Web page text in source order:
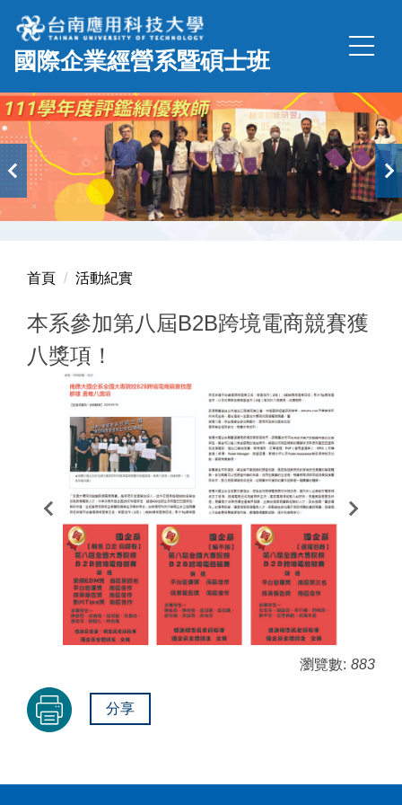
跳
到
主
內
容
區
國際企業經營系暨碩士班
首頁 活動紀實
本系參加第八屆B2B跨境電商競賽獲
八獎項！
瀏覽數: 883
分享